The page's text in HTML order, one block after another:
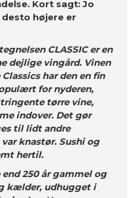
Kort sagt: Jo
højere er
CLASSIC er en
dejlige vingård. Vinen
har den en fin
for nyderen,
tørre vine,
indover. Det gør
til lidt andre
knastør. Sushi og
hertil.
250 år gammel og
kælder, udhugget i